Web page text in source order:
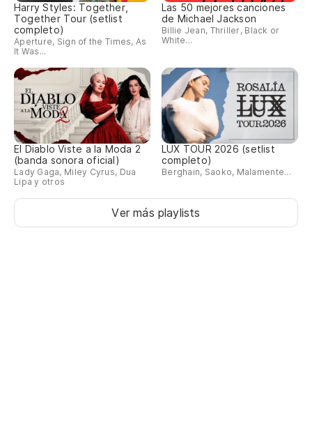
Harry Styles: Together,
Together Tour (setlist
completo)
Aperture, Sign of the Times, As
It Was...
Las 50 mejores canciones
de Michael Jackson
Billie Jean, Thriller, Black or
White...
El Diablo Viste a la Moda 2
(banda sonora oficial)
Lady Gaga, Miley Cyrus, Dua
Lipa y otros
LUX TOUR 2026 (setlist
completo)
Berghain, Saoko, Malamente...
Ver más playlists